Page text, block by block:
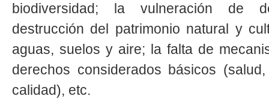
biodiversidad; la vulneración de
destrucción del patrimonio natural y
aguas, suelos y aire; la falta de
derechos considerados básicos
calidad), etc.